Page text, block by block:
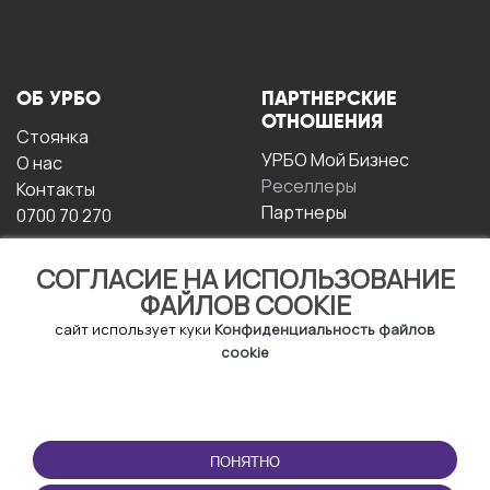
СОГЛАСИЕ НА ИСПОЛЬЗОВАНИЕ
ФАЙЛОВ COOKIE
сайт использует куки Конфиденциальность файлов
cookie
ПОНЯТНО
ОБ УРБО
Стоянка
О нас
Контакты
0700 70 270
ПАРТНЕРСКИЕ
ОТНОШЕНИЯ
УРБО Мой Бизнес
Реселлеры
Партнеры
ЭКСПЛУАТАЦИИ
Условия и положения
ПРИЛОЖЕНИЕ